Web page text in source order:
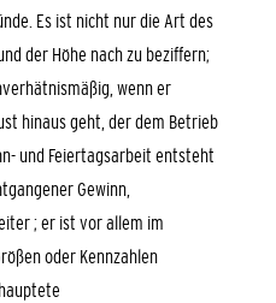
Es ist nicht nur die Art des
der Höhe nach zu beziffern;
wenn er
hinaus geht, der dem Betrieb
und Feiertagsarbeit entsteht
Gewinn,
; er ist vor allem im
oder Kennzahlen